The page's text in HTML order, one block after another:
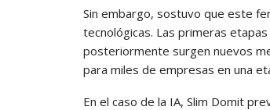
Sin embargo, sostuvo que este
tecnológicas. Las primeras
posteriormente surgen nuevos
para miles de empresas en una
En el caso de la IA, Slim Domit